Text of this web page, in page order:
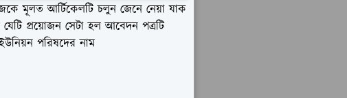
মূলত আর্টিকেলটি চলুন জেনে নেয়া যাক
প্রয়োজন সেটা হল আবেদন পত্রটি
পরিষদের নাম